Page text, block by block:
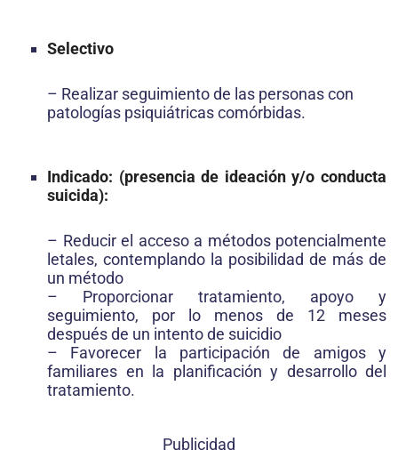
Selectivo
– Realizar seguimiento de las personas con
patologías psiquiátricas comórbidas.
Indicado: (presencia de ideación y/o conducta
suicida):
– Reducir el acceso a métodos potencialmente
letales, contemplando la posibilidad de más de
un método
– Proporcionar tratamiento, apoyo y
seguimiento, por lo menos de 12 meses
después de un intento de suicidio
– Favorecer la participación de amigos y
familiares en la planificación y desarrollo del
tratamiento.
Publicidad